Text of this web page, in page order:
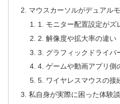
マウスカーソルがデュアル
1. モニター配置設定がズ
2. 解像度や拡大率の違い
3. グラフィックドライバ
4. ゲームや動画アプリ側
5. ワイヤレスマウスの接
私自身が実際に困った体験談